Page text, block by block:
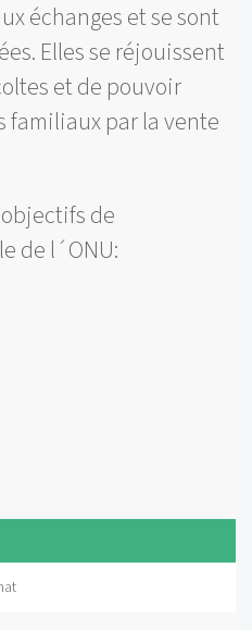
échanges et se sont
Elles se réjouissent
et de pouvoir
familiaux par la vente
de
de l´ONU: